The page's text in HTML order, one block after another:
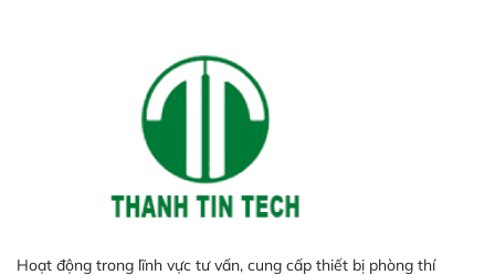
Hoạt động trong lĩnh vực tư vấn, cung cấp thiết bị phòng thí